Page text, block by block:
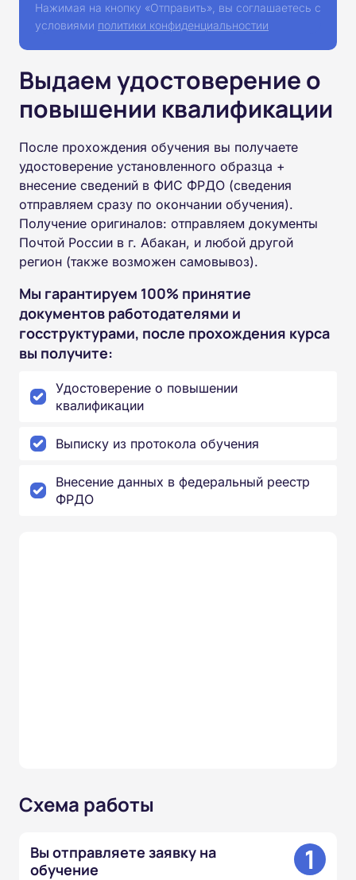
Нажимая на кнопку «Отправить», вы соглашаетесь с
условиями политики конфиденциальностии
Выдаем удостоверение о
повышении квалификации
После прохождения обучения вы получаете
удостоверение установленного образца +
внесение сведений в ФИС ФРДО (сведения
отправляем сразу по окончании обучения).
Получение оригиналов: отправляем документы
Почтой России в г. Абакан, и любой другой
регион (также возможен самовывоз).
Мы гарантируем 100% принятие
документов работодателями и
госструктурами, после прохождения курса
вы получите:
Удостоверение о повышении
квалификации
Выписку из протокола обучения
Внесение данных в федеральный реестр
ФРДО
Схема работы
Вы отправляете заявку на
обучение
1